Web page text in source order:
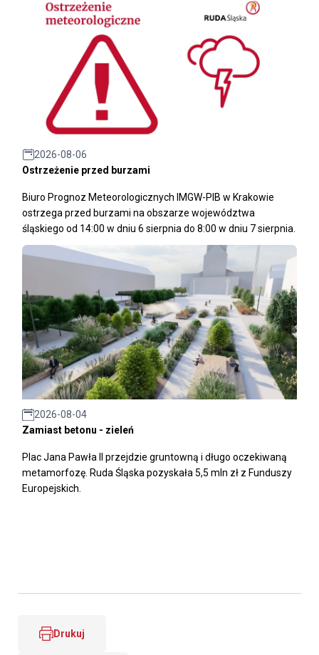
2026-08-06
Ostrzeżenie przed burzami
Biuro Prognoz Meteorologicznych IMGW-PIB w Krakowie
ostrzega przed burzami na obszarze województwa
śląskiego od 14:00 w dniu 6 sierpnia do 8:00 w dniu 7 sierpnia.
2026-08-04
Zamiast betonu - zieleń
Plac Jana Pawła II przejdzie gruntowną i długo oczekiwaną
metamorfozę. Ruda Śląska pozyskała 5,5 mln zł z Funduszy
Europejskich.
Drukuj